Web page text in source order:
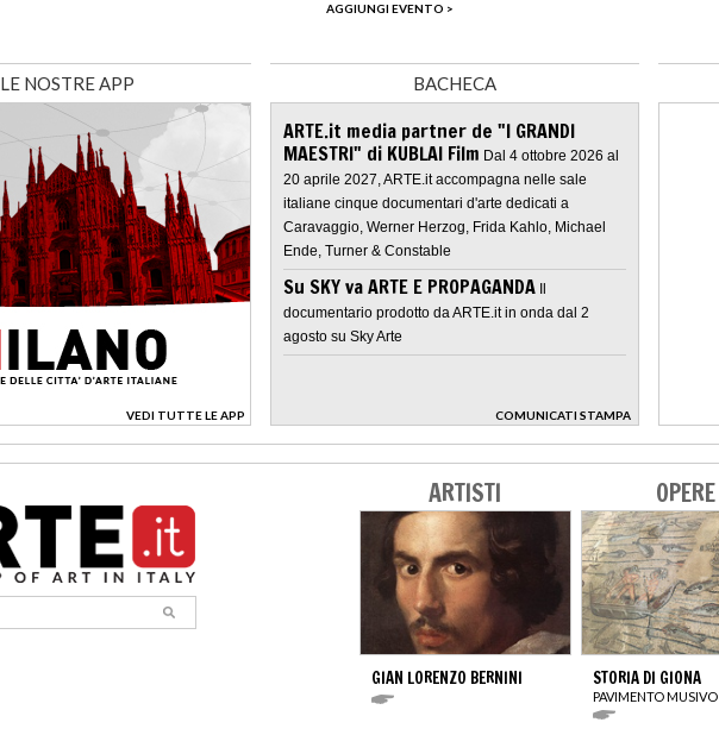
AGGIUNGI EVENTO >
LE NOSTRE APP
VEDI TUTTE LE APP
>
BACHECA
ARTE.it media partner de "I GRANDI
MAESTRI" di KUBLAI Film Dal 4 ottobre 2026 al
20 aprile 2027, ARTE.it accompagna nelle sale
italiane cinque documentari d'arte dedicati a
Caravaggio, Werner Herzog, Frida Kahlo, Michael
Ende, Turner & Constable
Su SKY va ARTE E PROPAGANDA
documentario prodotto da ARTE.it in onda dal 2
agosto su Sky Arte
COMUNICATI STAMPA
>
ARTISTI
GIAN LORENZO BERNINI
OPERE
STORIA DI GIONA
PAVIMENTO MUSIVO